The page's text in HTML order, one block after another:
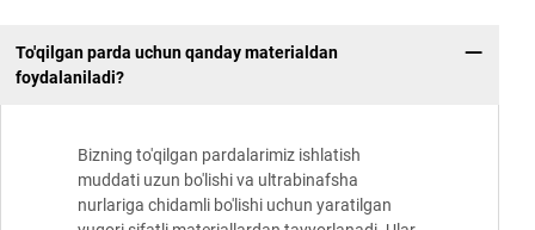
To'qilgan parda uchun qanday materialdan
foydalaniladi?
Bizning to'qilgan pardalarimiz ishlatish
muddati uzun bo'lishi va ultrabinafsha
nurlariga chidamli bo'lishi uchun yaratilgan